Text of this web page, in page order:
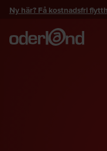
Gå
innehåll
Ny här? Få kostnadsfri